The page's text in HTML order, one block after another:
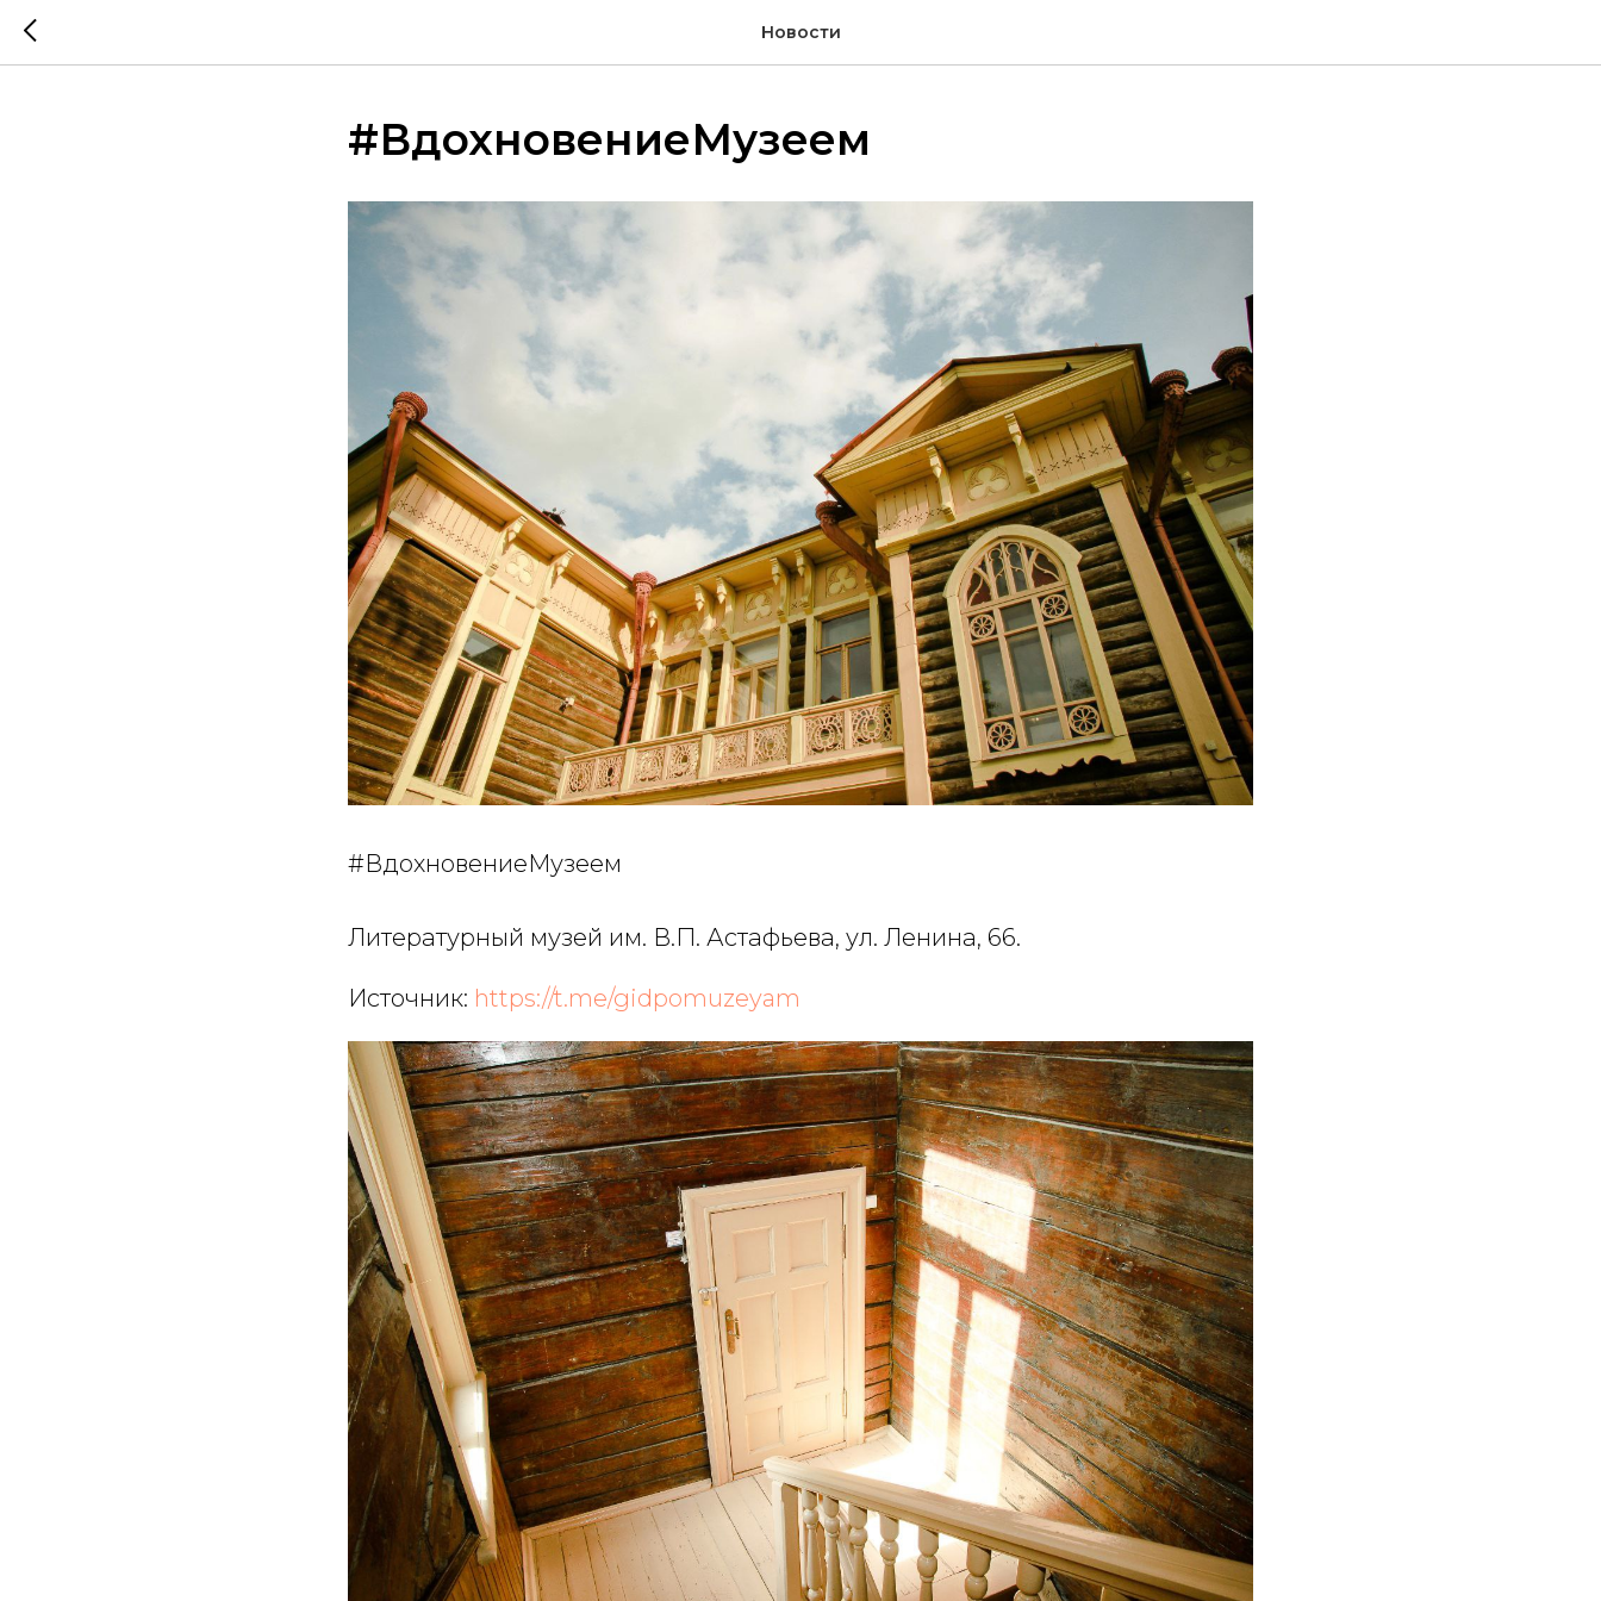
Новости
#ВдохновениеМузеем
#ВдохновениеМузеем
Литературный музей им. В.П. Астафьева, ул. Ленина, 66.
Источник: https://t.me/gidpomuzeyam